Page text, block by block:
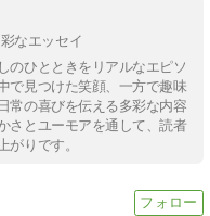
なエッセイ
のひとときをリアルなエピソ
で見つけた笑顔、一方で趣味
常の喜びを伝える多彩な内容
さとユーモアを通して、読者
がりです。